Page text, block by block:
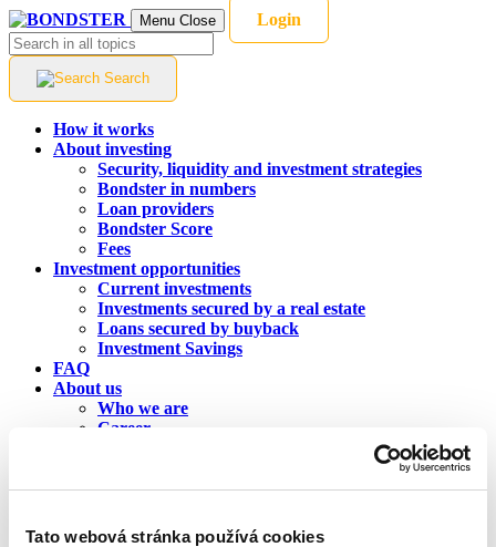
Tato webová stránka používá cookies
Menu Close Login
Search
How it works
About investing
Security, liquidity and investment strategies
Bondster in numbers
Loan providers
Bondster Score
Fees
Investment opportunities
Current investments
Investments secured by a real estate
Loans secured by buyback
Investment Savings
FAQ
About us
Who we are
Career
Language:EN
DE